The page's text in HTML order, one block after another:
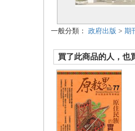
一般分類： 政府出版 > 期
買了此商品的人，也